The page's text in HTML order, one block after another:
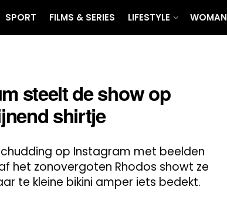
SPORT FILMS & SERIES LIFESTYLE WOMAN
steelt de show op
shirtje
op Instagram met beelden
het zonovergoten Rhodos showt ze
te kleine bikini amper iets bedekt.